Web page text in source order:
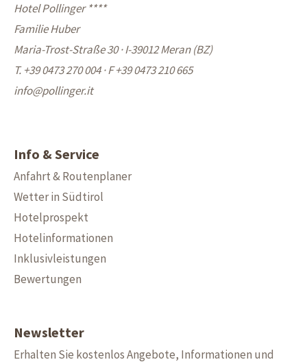
Hotel Pollinger ****
Familie Huber
Maria-Trost-Straße 30 · I-39012 Meran (BZ)
T. +39 0473 270 004·F +39 0473 210 665
info@pollinger.it
Info & Service
Anfahrt & Routenplaner
Wetter in Südtirol
Hotelprospekt
Hotelinformationen
Inklusivleistungen
Bewertungen
Newsletter
Erhalten Sie kostenlos Angebote, Informationen und